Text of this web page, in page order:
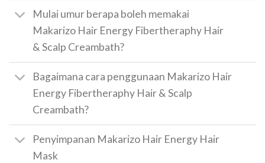
Mulai umur berapa boleh memakai
Makarizo Hair Energy Fibertheraphy Hair
& Scalp Creambath?
Bagaimana cara penggunaan Makarizo Hair
Energy Fibertheraphy Hair & Scalp
Creambath?
Penyimpanan Makarizo Hair Energy Hair
Mask